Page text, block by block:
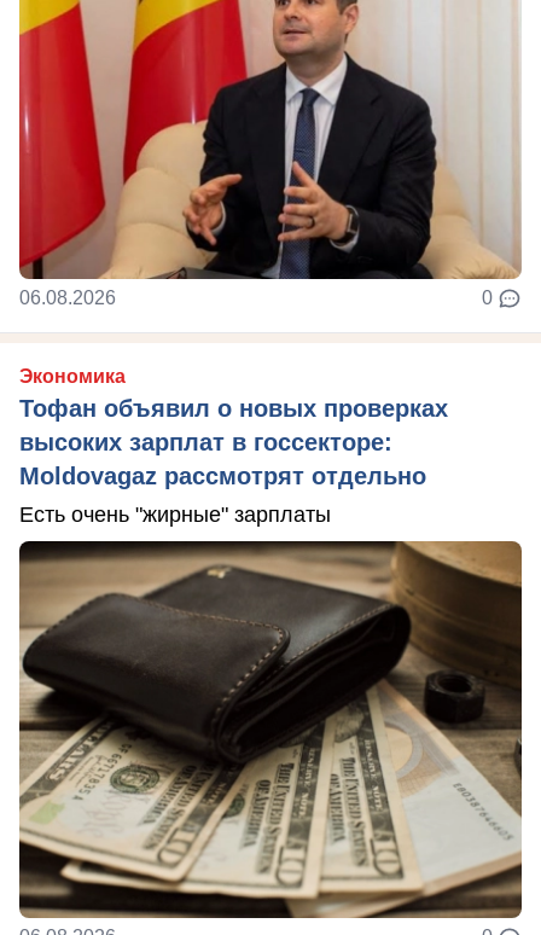
06.08.2026 0
Экономика
Тофан объявил о новых проверках
высоких зарплат в госсекторе:
Moldovagaz рассмотрят отдельно
Есть очень "жирные" зарплаты